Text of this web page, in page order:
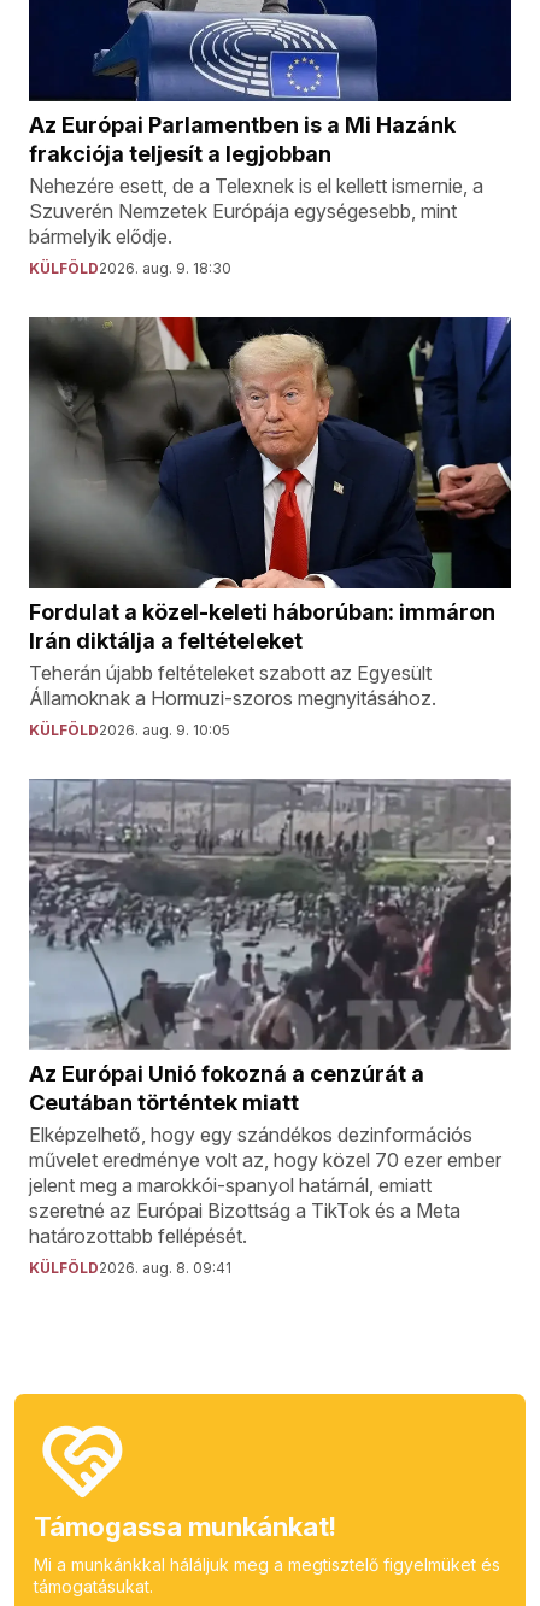
Az Európai Parlamentben is a Mi Hazánk
frakciója teljesít a legjobban
Nehezére esett, de a Telexnek is el kellett ismernie, a
Szuverén Nemzetek Európája egységesebb, mint
bármelyik elődje.
KÜLFÖLD2026. aug. 9. 18:30
Fordulat a közel-keleti háborúban: immáron
Irán diktálja a feltételeket
Teherán újabb feltételeket szabott az Egyesült
Államoknak a Hormuzi-szoros megnyitásához.
KÜLFÖLD2026. aug. 9. 10:05
Az Európai Unió fokozná a cenzúrát a
Ceutában történtek miatt
Elképzelhető, hogy egy szándékos dezinformációs
művelet eredménye volt az, hogy közel 70 ezer ember
jelent meg a marokkói-spanyol határnál, emiatt
szeretné az Európai Bizottság a TikTok és a Meta
határozottabb fellépését.
KÜLFÖLD2026. aug. 8. 09:41
Támogassa munkánkat!
Mi a munkánkkal háláljuk meg a megtisztelő figyelmüket és
támogatásukat.